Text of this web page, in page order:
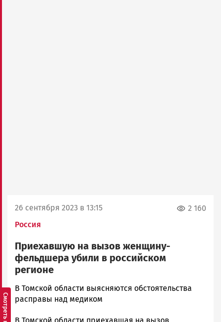
26 сентября 2023 в 13:15
Россия
2 160
Приехавшую на вызов женщину-
фельдшера убили в российском
регионе
Корректор
Новости
В Томской области выясняются обстоятельства
расправы над медиком